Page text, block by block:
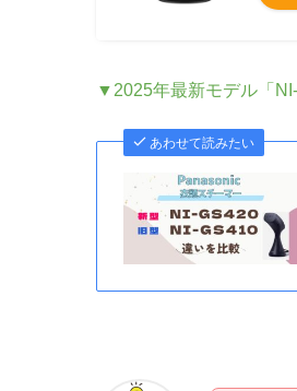
▼2025年最新モデル「
あわせて読みたい